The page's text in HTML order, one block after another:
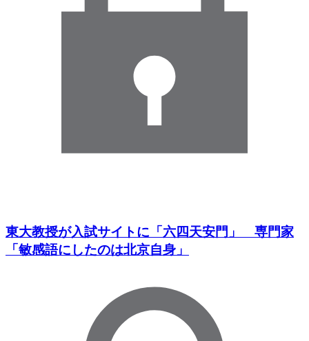
東大教授が入試サイトに「六四天安門」 専門家
「敏感語にしたのは北京自身」